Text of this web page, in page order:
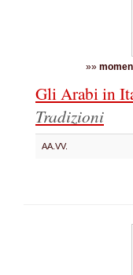
»»
Gli Arabi in
Tradizioni
AA.VV.